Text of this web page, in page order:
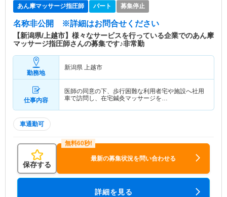
あん摩マッサージ指圧師 パート 募集停止
名称非公開 ※詳細はお問合せください
【新潟県/上越市】様々なサービスを行っている企業でのあん摩
マッサージ指圧師さんの募集です♪非常勤
勤務地
新潟県 上越市
仕事内容
医師の同意の下、歩行困難な利用者宅や施設へ社用
車で訪問し、在宅鍼灸マッサージを…
車通勤可
保存する
最新の募集状況を問い合わせる
詳細を見る